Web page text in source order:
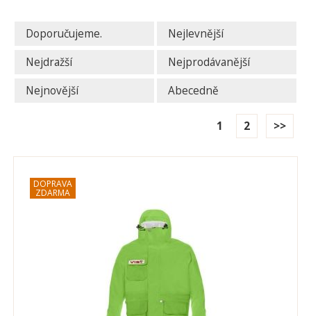
Doporučujeme.
Nejlevnější
Nejdražší
Nejprodávanější
Nejnovější
Abecedně
1 2 >>